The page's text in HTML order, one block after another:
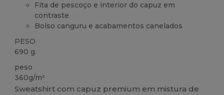
Fita de pescoço e interior do capuz em
contraste
Bolso canguru e acabamentos canelados
PESO
690 g.
peso
360g/m²
Sweatshirt com capuz premium em mistura de